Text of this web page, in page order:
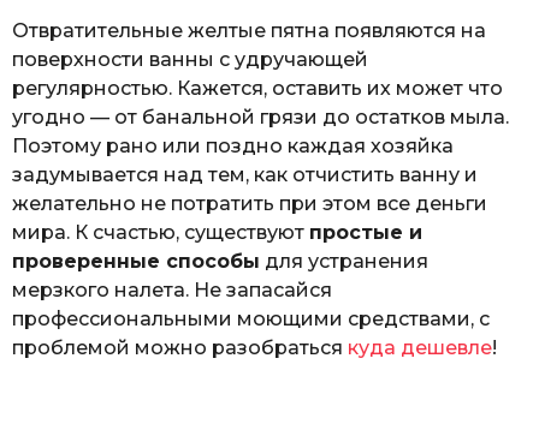
Отвратительные желтые пятна появляются на
поверхности ванны с удручающей
регулярностью. Кажется, оставить их может что
угодно — от банальной грязи до остатков мыла.
Поэтому рано или поздно каждая хозяйка
задумывается над тем, как отчистить ванну и
желательно не потратить при этом все деньги
мира. К счастью, существуют простые и
проверенные способы для устранения
мерзкого налета. Не запасайся
профессиональными моющими средствами, с
проблемой можно разобраться куда дешевле!